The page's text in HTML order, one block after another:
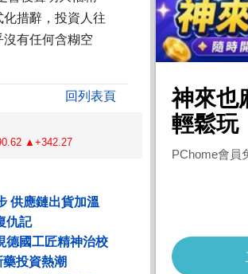
措辭，投資人往
有任何含糊空
回列表頁
▲+342.27
供應鏈出貨加溫
仇記
德國工匠精神治校
努力
投資熱潮